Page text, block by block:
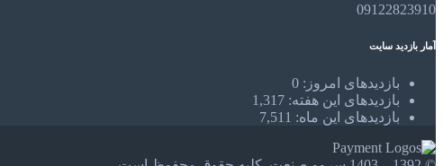
09122823910
آمار بازدید سایت
بازدیدهای امروز: 0
بازدیدهای این هفته: 1,317
بازدیدهای این ماه: 7,511